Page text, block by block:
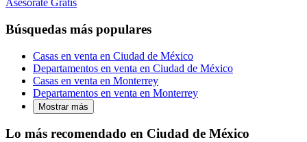
Asesorate Gratis
Búsquedas más populares
Casas en venta en Ciudad de México
Departamentos en venta en Ciudad de México
Casas en venta en Monterrey
Departamentos en venta en Monterrey
Mostrar más
Lo más recomendado en Ciudad de México